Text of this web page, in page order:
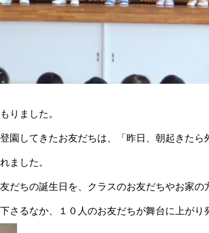
りました。
園してきたお友だちは、「昨日、朝起きた
ました。
だちの誕生日を、クラスのお友だちやお家の
さるなか、１０人のお友だちが舞台に上がり